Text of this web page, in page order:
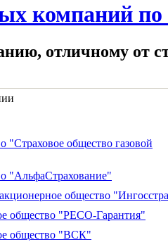
компаний по
отличному от
"Страховое общество газовой
"АльфаСтрахование"
общество
общество "РЕСО-Гарантия"
общество "ВСК"